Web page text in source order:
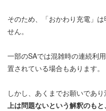
そのため、「おかわり充電」
せん。
一部のSAでは混雑時の連続利
置されている場合もあります。
しかし、あくまでお願いであり
上は問題ないという解釈のも